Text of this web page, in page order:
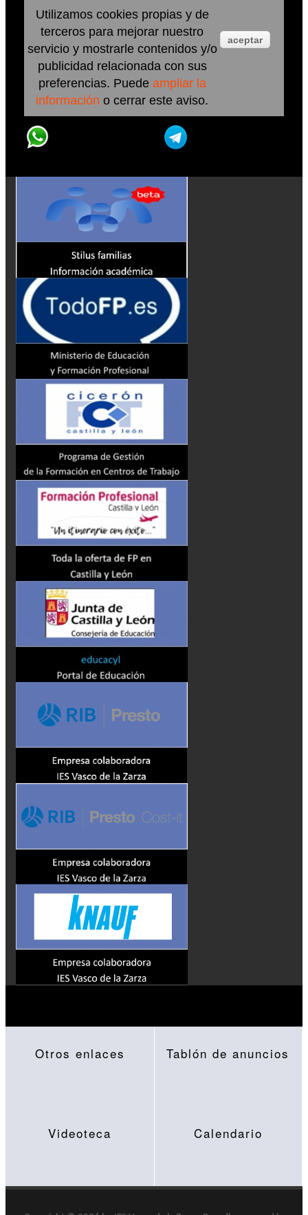
Otros enlaces Tablón de anuncios
Videoteca Calendario
Utilizamos cookies propias y de
terceros para mejorar nuestro
servicio y mostrarle contenidos y/o
publicidad relacionada con sus
preferencias. Puede ampliar la
información o cerrar este aviso.
aceptar